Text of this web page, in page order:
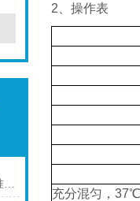
BE6018甲醛脱氢酶试剂盒：精准检测赋能多领域，标准化流程破解行业痛点
2、操作表
充分混匀，